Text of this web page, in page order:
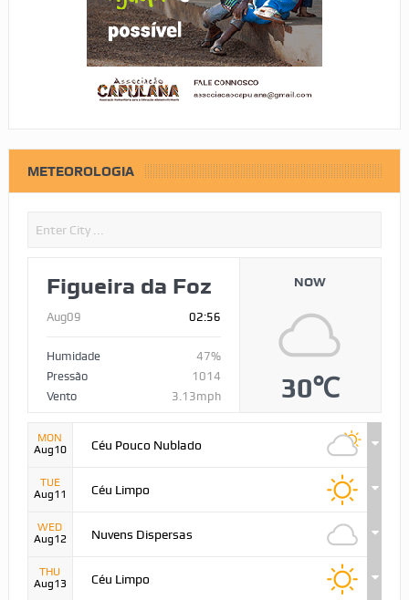
METEOROLOGIA
Figueira da Foz
Aug09 02:56
Humidade
47%
Pressão
1014
Vento
3.13mph
NOW
30℃
MON
Aug10
Céu Pouco Nublado
TUE
Aug11
Céu Limpo
WED
Aug12
Nuvens Dispersas
THU
Aug13
Céu Limpo